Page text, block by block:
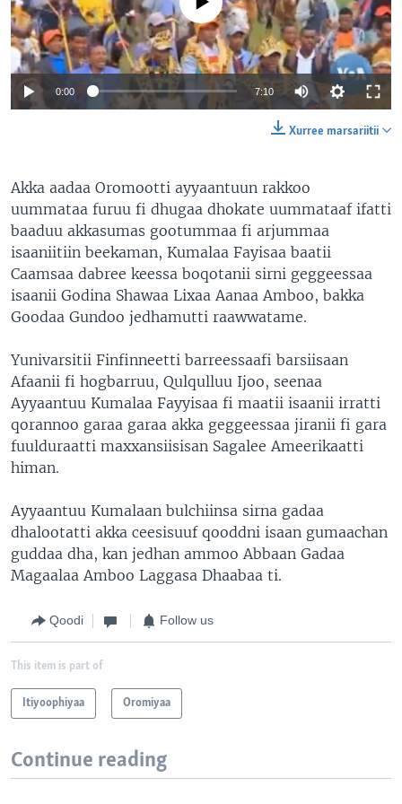
0:00 7:10
Xurree marsariitii
Akka aadaa Oromootti ayyaantuun rakkoo
uummataa furuu fi dhugaa dhokate uummataaf ifatti
baaduu akkasumas gootummaa fi arjummaa
isaaniitiin beekaman, Kumalaa Fayisaa baatii
Caamsaa dabree keessa boqotanii sirni geggeessaa
isaanii Godina Shawaa Lixaa Aanaa Amboo, bakka
Goodaa Gundoo jedhamutti raawwatame.
Yunivarsitii Finfinneetti barreessaafi barsiisaan
Afaanii fi hogbarruu, Qulqulluu Ijoo, seenaa
Ayyaantuu Kumalaa Fayyisaa fi maatii isaanii irratti
qorannoo garaa garaa akka geggeessaa jiranii fi gara
fuulduraatti maxxansiisisan Sagalee Ameerikaatti
himan.
Ayyaantuu Kumalaan bulchiinsa sirna gadaa
dhalootatti akka ceesisuuf qooddni isaan gumaachan
guddaa dha, kan jedhan ammoo Abbaan Gadaa
Magaalaa Amboo Laggasa Dhaabaa ti.
Qoodi Follow us
This item is part of
Itiyoophiyaa Oromiyaa
Continue reading